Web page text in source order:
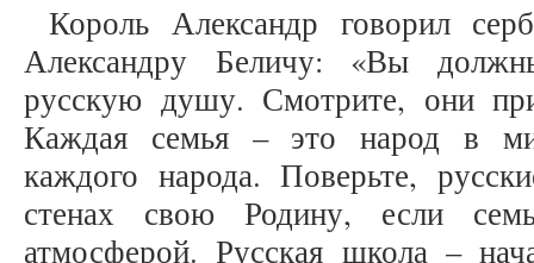
Король Александр говорил
Александру Беличу: «Вы
русскую душу. Смотрите, они
Каждая семья – это народ в
каждого народа. Поверьте,
стенах свою Родину, если
атмосферой. Русская школа –